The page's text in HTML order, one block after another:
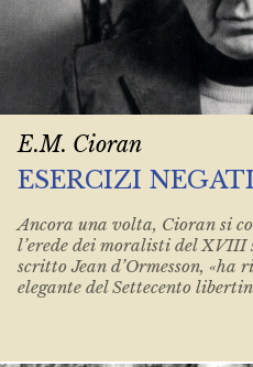
E.M. Cioran
ESERCIZI
Ancora una volta, Cioran si
l’erede dei moralisti del XVIII
scritto Jean d’Ormesson,
elegante del Settecento